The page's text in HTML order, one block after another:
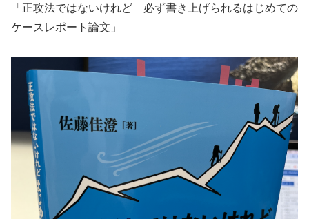
「正攻法ではないけれど 必ず書き上げられるはじめての
ケースレポート論文」